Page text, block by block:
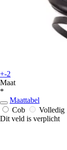
+-2
Maat
*
Maattabel
Cob
Volledig
Dit veld is verplicht